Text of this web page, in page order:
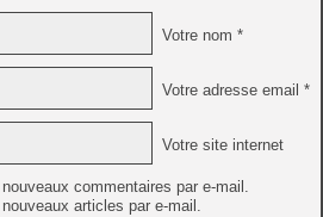
Votre nom *
Votre adresse email *
Votre site internet
commentaires par e-mail.
articles par e-mail.